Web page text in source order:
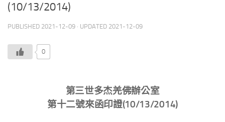
(10/13/2014)
PUBLISHED 2021-12-09 · UPDATED 2021-12-09
0
第三世多杰羌佛辦公室
第十二號來函印證(10/13/2014)